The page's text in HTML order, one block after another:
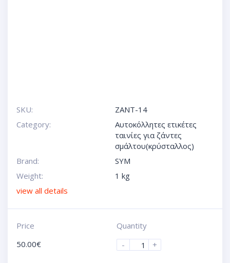
SKU:
ZANT-14
Category:
Αυτοκόλλητες ετικέτες
ταινίες για ζάντες
σμάλτου(κρύσταλλος)
Brand:
SYM
Weight:
1 kg
view all details
Price
50.00€
Quantity
-
+